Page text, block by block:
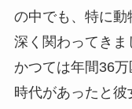
の中でも、特に
深く関わってきま
かつては年間36
時代があったと彼